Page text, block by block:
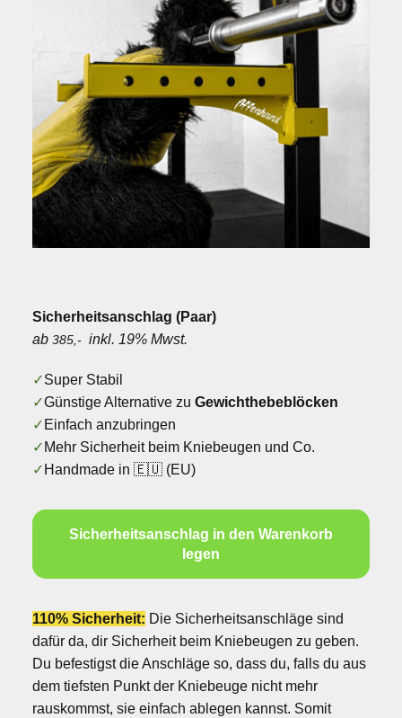
Sicherheitsanschlag (Paar)
ab 385,- inkl. 19% Mwst.
✓Super Stabil
✓Günstige Alternative zu Gewichthebeblöcken
✓ Einfach anzubringen
✓ Mehr Sicherheit beim Kniebeugen und Co.
✓ Handmade in 🇪🇺 (EU)
Sicherheitsanschlag in den Warenkorb
legen
110% Sicherheit: Die Sicherheitsanschläge sind
dafür da, dir Sicherheit beim Kniebeugen zu geben.
Du befestigst die Anschläge so, dass du, falls du aus
dem tiefsten Punkt der Kniebeuge nicht mehr
rauskommst, sie einfach ablegen kannst. Somit